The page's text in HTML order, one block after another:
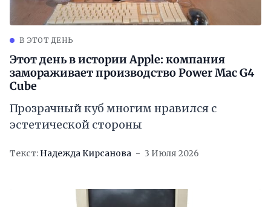
В ЭТОТ ДЕНЬ
Этот день в истории Apple: компания
замораживает производство Power Mac G4
Cube
Прозрачный куб многим нравился с
эстетической стороны
Текст: Надежда Кирсанова 3 Июля 2026